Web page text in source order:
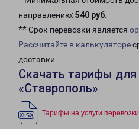
направлению: 540 руб.
** Срок перевозки является
Рассчитайте в калькуляторе
доставки.
Скачать тарифы
«Ставрополь»
Тарифы на услуги перевозки